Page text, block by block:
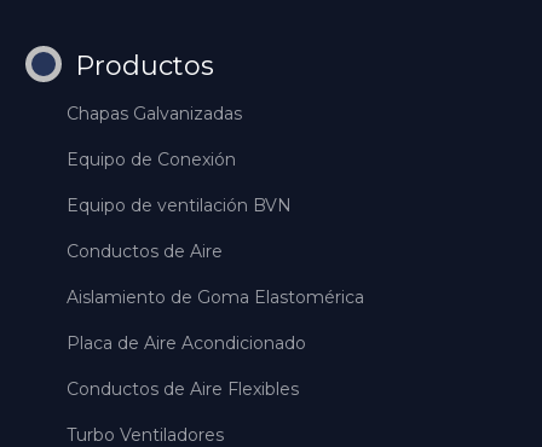
Productos
Chapas Galvanizadas
Equipo de Conexión
Equipo de ventilación BVN
Conductos de Aire
Aislamiento de Goma Elastomérica
Placa de Aire Acondicionado
Conductos de Aire Flexibles
Turbo Ventiladores